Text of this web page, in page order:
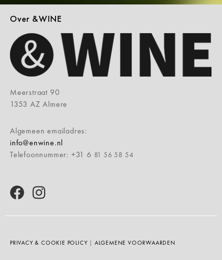
Over &WINE
Meerstraat 90
1353 AZ Almere
Algemeen emailadres:
info@enwine.nl
Telefoonnummer: +31 6 81 56 58 54
PRIVACY & COOKIE POLICY | ALGEMENE VOORWAARDEN